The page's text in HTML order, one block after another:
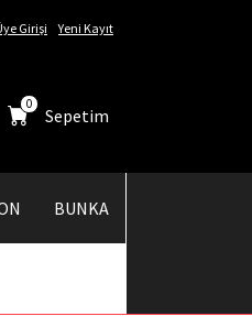
Girişi Yeni Kayıt
Sepetim
0
BUNKA